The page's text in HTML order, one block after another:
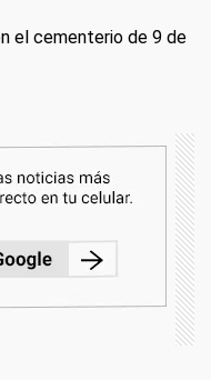
el cementerio de 9 de